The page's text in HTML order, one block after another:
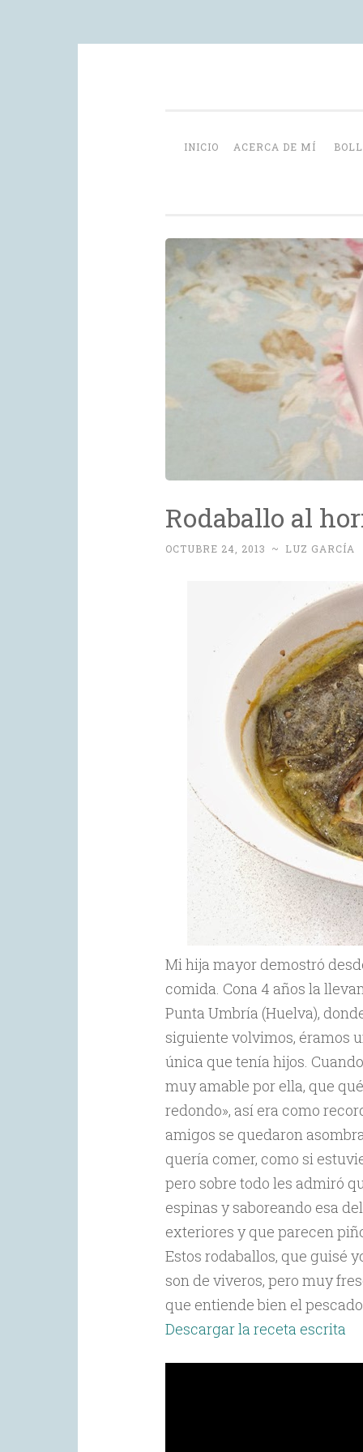
content
INICIO ACERCA DE MÍ
Rodaballo al
OCTUBRE 24, 2013 ~ LUZ GARCÍA
Mi hija mayor demostró
comida. Cona 4 años la
Punta Umbría (Huelva),
siguiente volvimos, éramos
única que tenía hijos.
muy amable por ella, que
redondo», así era como
amigos se quedaron
quería comer, como si
pero sobre todo les admiró
espinas y saboreando esa
exteriores y que parecen
Estos rodaballos, que guisé
son de viveros, pero muy
que entiende bien el
Descargar la receta escrita